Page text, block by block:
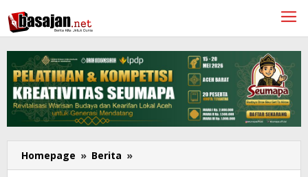
ke
konten
Homepage » Berita »
Nipah